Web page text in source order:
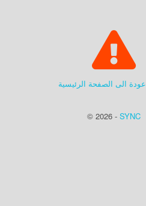
عودة الى الصفحة الرئيسية
© 2026 - SYNC